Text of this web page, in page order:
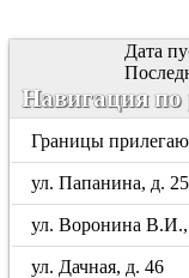
Дата
Навигация по
Границы
ул. Папанина, д. 25
ул. Воронина В.И.,
ул. Дачная, д. 46